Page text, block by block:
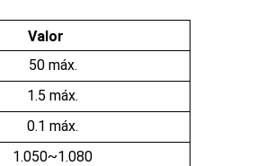
Valor
50 máx.
1.5 máx.
0.1 máx.
1.050~1.080